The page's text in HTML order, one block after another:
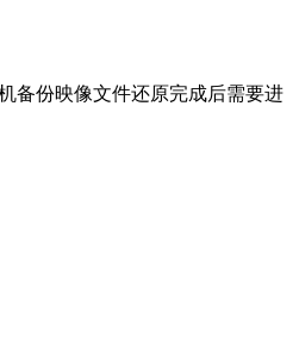
备份映像文件还原完成后需要进